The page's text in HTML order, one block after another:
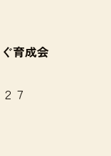
育成会
７